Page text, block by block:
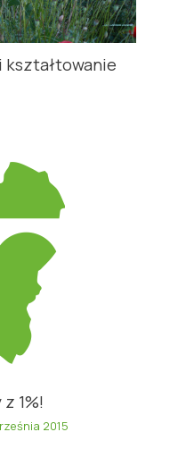
kształtowanie
1%!
2015